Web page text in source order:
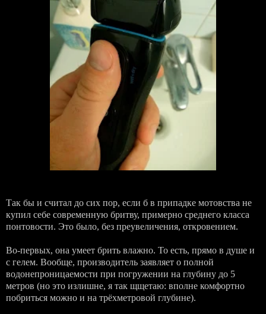
Так бы и считал до сих пор, если б в припадке мотовства не
купил себе современную бритву, примерно среднего класса
понтовости. Это было, без преувеличения, откровением.
Во-первых, она умеет брить влажно. То есть, прямо в душе и
с гелем. Вообще, производитель заявляет о полной
водонепроницаемости при погружении на глубину до 5
метров (но это излишне, я так щщетаю: вполне комфортно
побриться можно и на трёхметровой глубине).